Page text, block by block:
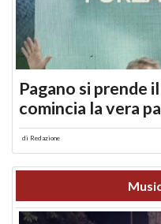
Pagano si prende
comincia la vera
di Redazione